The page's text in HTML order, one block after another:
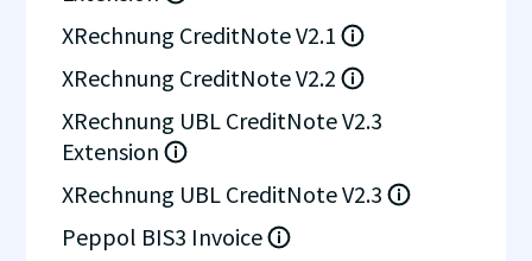
XRechnung CreditNote V2.1
XRechnung CreditNote V2.2
XRechnung UBL CreditNote V2.3
Extension
XRechnung UBL CreditNote V2.3
Peppol BIS3 Invoice